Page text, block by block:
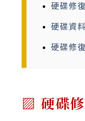
硬碟修
硬碟資
硬碟修
硬碟